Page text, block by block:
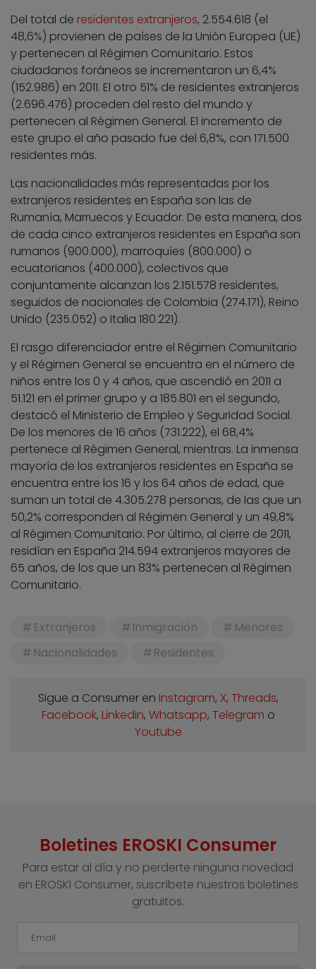
Del total de residentes extranjeros, 2.554.618 (el
48,6%) provienen de países de la Unión Europea (UE)
y pertenecen al Régimen Comunitario. Estos
ciudadanos foráneos se incrementaron un 6,4%
(152.986) en 2011. El otro 51% de residentes extranjeros
(2.696.476) proceden del resto del mundo y
pertenecen al Régimen General. El incremento de
este grupo el año pasado fue del 6,8%, con 171.500
residentes más.
Las nacionalidades más representadas por los
extranjeros residentes en España son las de
Rumanía, Marruecos y Ecuador. De esta manera, dos
de cada cinco extranjeros residentes en España son
rumanos (900.000), marroquíes (800.000) o
ecuatorianos (400.000), colectivos que
conjuntamente alcanzan los 2.151.578 residentes,
seguidos de nacionales de Colombia (274.171), Reino
Unido (235.052) o Italia 180.221).
El rasgo diferenciador entre el Régimen Comunitario
y el Régimen General se encuentra en el número de
niños entre los 0 y 4 años, que ascendió en 2011 a
51.121 en el primer grupo y a 185.801 en el segundo,
destacó el Ministerio de Empleo y Seguridad Social.
De los menores de 16 años (731.222), el 68,4%
pertenece al Régimen General, mientras. La inmensa
mayoría de los extranjeros residentes en España se
encuentra entre los 16 y los 64 años de edad, que
suman un total de 4.305.278 personas, de las que un
50,2% corresponden al Régimen General y un 49,8%
al Régimen Comunitario. Por último, al cierre de 2011,
residían en España 214.594 extranjeros mayores de
65 años, de los que un 83% pertenecen al Régimen
Comunitario.
Extranjeros Inmigración
Menores
Nacionalidades
Residentes
Sigue a Consumer en Instagram, X, Threads,
Facebook, Linkedin, Whatsapp, Telegram o
Youtube
Boletines EROSKI Consumer
Para estar al día y no perderte ninguna novedad
en EROSKI Consumer, suscríbete nuestros boletines
gratuitos.